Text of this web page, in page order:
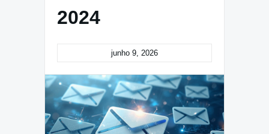
2024
junho 9, 2026